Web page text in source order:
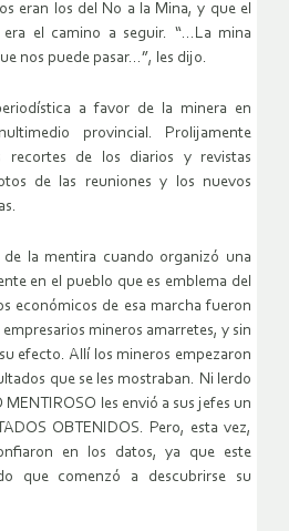
eran los del No a la Mina, y que el
el camino a seguir. “…La mina
nos puede pasar…”, les dijo.
a favor de la minera en
provincial. Prolijamente
recortes de los diarios y revistas
de las reuniones y los nuevos
la mentira cuando organizó una
en el pueblo que es emblema del
económicos de esa marcha fueron
mineros amarretes, y sin
efecto. Allí los mineros empezaron
que se les mostraban. Ni lerdo
les envió a sus jefes un
OBTENIDOS. Pero, esta vez,
en los datos, ya que este
que comenzó a descubrirse su